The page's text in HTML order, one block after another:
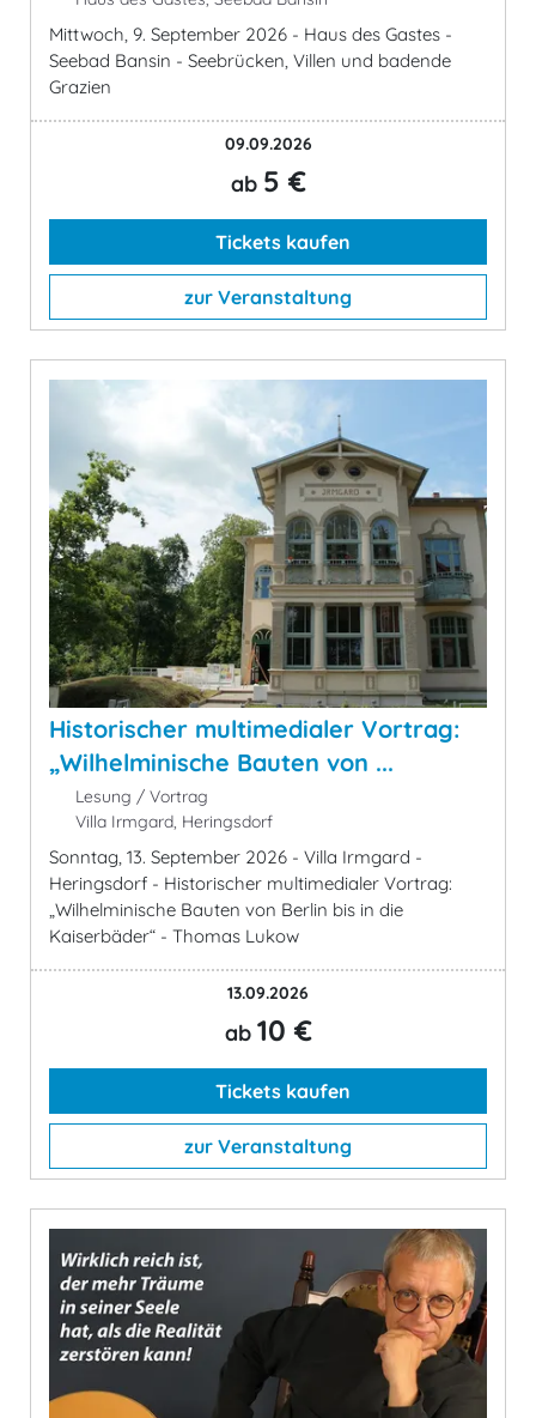
Mittwoch, 9. September 2026 - Haus des Gastes -
Seebad Bansin - Seebrücken, Villen und badende
Grazien
09.09.2026
ab 5 €
Tickets kaufen
zur Veranstaltung
Historischer multimedialer Vortrag:
„Wilhelminische Bauten von ...
Lesung / Vortrag
Villa Irmgard, Heringsdorf
Sonntag, 13. September 2026 - Villa Irmgard -
Heringsdorf - Historischer multimedialer Vortrag:
„Wilhelminische Bauten von Berlin bis in die
Kaiserbäder“ - Thomas Lukow
13.09.2026
ab 10 €
Tickets kaufen
zur Veranstaltung